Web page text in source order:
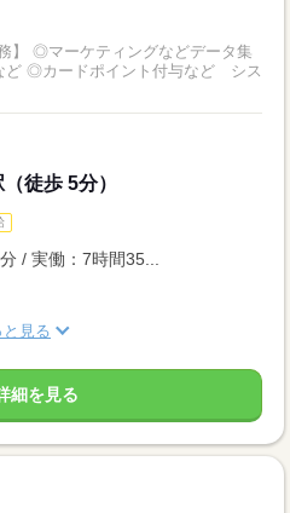
】 ◎マーケティングなどデータ集
◎カードポイント付与など シス
徒歩 5分）
/ 実働：7時間35...
と見る
細を見る